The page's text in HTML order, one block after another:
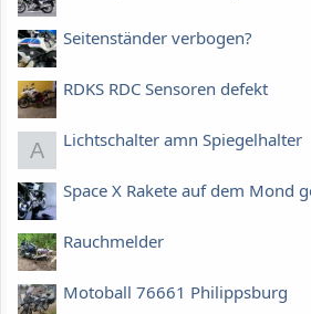
Seitenständer verbogen?
RDKS RDC Sensoren defekt
A Lichtschalter amn Spiegelhalter
Space X Rakete auf dem Mond
Rauchmelder
Motoball 76661 Philippsburg